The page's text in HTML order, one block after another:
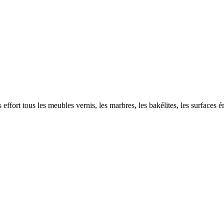
tous les meubles vernis, les marbres, les bakélites, les surfaces